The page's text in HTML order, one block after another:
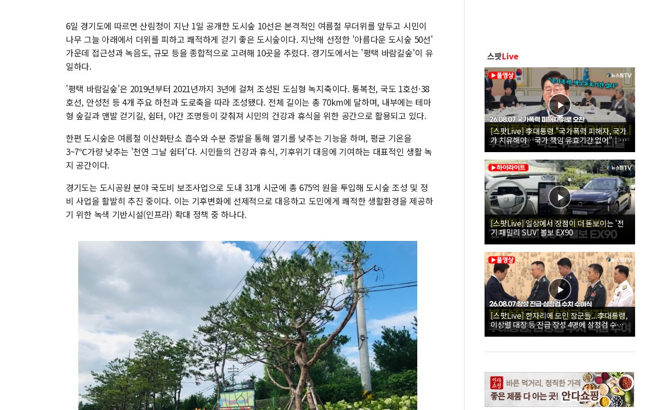
6일 경기도에 따르면 산림청이 지난 1일 공개한 도시숲 10선은 본격적인 여름철 무더위를 앞두고 시민이
나무 그늘 아래에서 더위를 피하고 쾌적하게 걷기 좋은 도시숲이다. 지난해 선정한 '아름다운 도시숲 50선'
가운데 접근성과 녹음도, 규모 등을 종합적으로 고려해 10곳을 추렸다. 경기도에서는 '평택 바람길숲'이 유
일하다.
'평택 바람길숲'은 2019년부터 2021년까지 3년에 걸쳐 조성된 도심형 녹지축이다. 통복천, 국도 1호선·38
호선, 안성천 등 4개 주요 하천과 도로축을 따라 조성됐다. 전체 길이는 총 70km에 달하며, 내부에는 테마
형 숲길과 맨발 걷기길, 쉼터, 야간 조명등이 갖춰져 시민의 건강과 휴식을 위한 공간으로 활용되고 있다.
한편 도시숲은 여름철 이산화탄소 흡수와 수분 증발을 통해 열기를 낮추는 기능을 하며, 평균 기온을
3~7℃가량 낮추는 '천연 그날 쉼터'다. 시민들의 건강과 휴식, 기후위기 대응에 기여하는 대표적인 생활 녹
지 공간이다.
경기도는 도시공원 분야 국도비 보조사업으로 도내 31개 시군에 총 675억 원을 투입해 도시숲 조성 및 정
비 사업을 활발히 추진 중이다. 이는 기후변화에 선제적으로 대응하고 도민에게 쾌적한 생활환경을 제공하
기 위한 녹색 기반시설(인프라) 확대 정책 중 하나다.
스팟Live
[스팟Live] 李대통령 "국가폭력 피해자, 국가
가 치유해야…국가 책임 유효기간 없어"｜
26.08.07 국가폭력 피해자 위로 오찬
[스팟Live] 일상에서 장점이 더 돋보이는 '전
기 패밀리 SUV' 볼보 EX90
[스팟Live] 한자리에 모인 장군들...李대통령,
이상렬 대장 등 진급 장성 4명에 삼정검 수치
직접 수여｜26.08.07 장성 진급·삼정검 수치